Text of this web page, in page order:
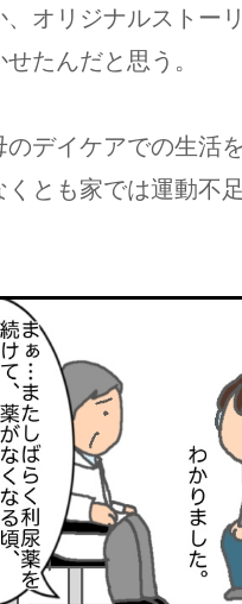
、オリジナルストー
たんだと思う。
のデイケアでの生活
とも家では運動不